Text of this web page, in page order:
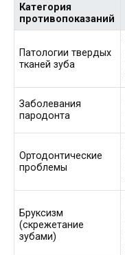
Категория
противопоказаний
Патологии твердых
тканей зуба
Заболевания
пародонта
Ортодонтические
проблемы
Бруксизм
(скрежетание
зубами)